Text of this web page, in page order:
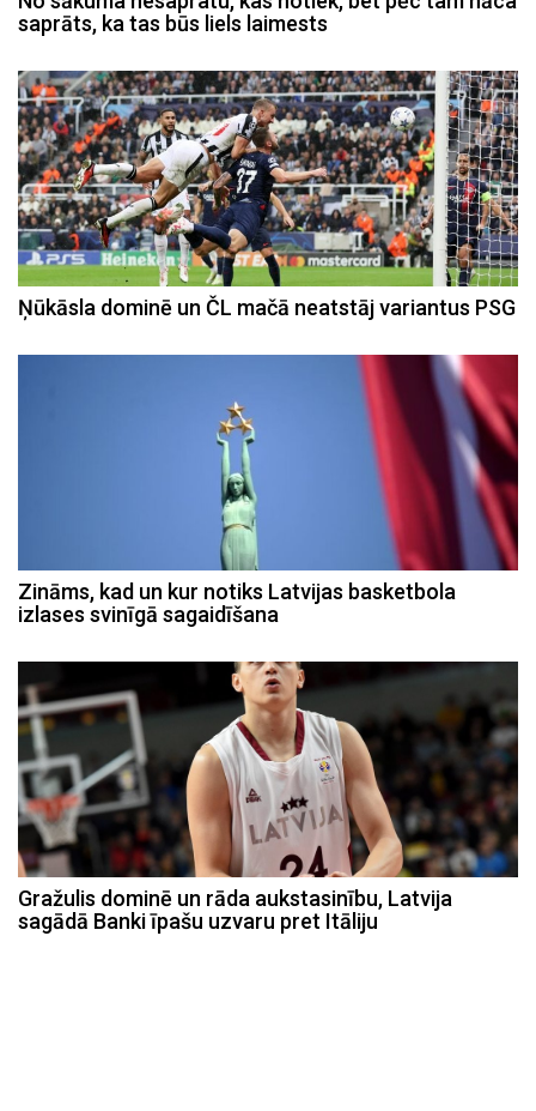
saprāts, ka tas būs liels laimests
Ņūkāsla dominē un ČL mačā neatstāj variantus PSG
Zināms, kad un kur notiks Latvijas basketbola
izlases svinīgā sagaidīšana
Gražulis dominē un rāda aukstasinību, Latvija
sagādā Banki īpašu uzvaru pret Itāliju